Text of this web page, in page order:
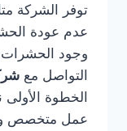
توفر الشركة
عدم عودة
وجود
التواصل مع
الخطوة الأولى
عمل متخصص